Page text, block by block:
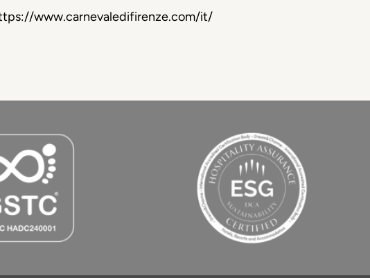
www.carnevaledifirenze.com/it/